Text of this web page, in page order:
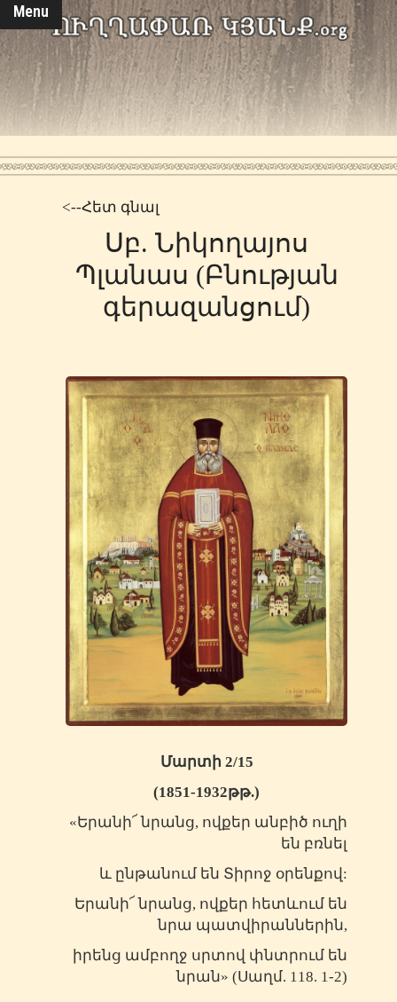
Menu
<--Հետ գնալ
Սբ. Նիկողայոս
Պլանաս (Բնության
գերազանցում)
Մարտի 2/15
(1851-1932թթ.)
«Երանի՜ նրանց, ովքեր անբիծ ուղի
են բռնել
և ընթանում են Տիրոջ օրենքով:
Երանի՜ նրանց, ովքեր հետևում են
նրա պատվիրաններին,
իրենց ամբողջ սրտով փնտրում են
նրան» (Սաղմ. 118. 1-2)